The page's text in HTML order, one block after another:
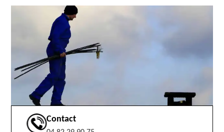
Contact